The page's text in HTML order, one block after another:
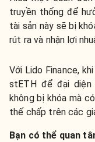
truyền thống để
tài sản này sẽ bị
rút ra và nhận lợi
Với Lido Finance,
stETH để đại
không bị khóa mà
thế chấp trên các
Bạn có thể quan